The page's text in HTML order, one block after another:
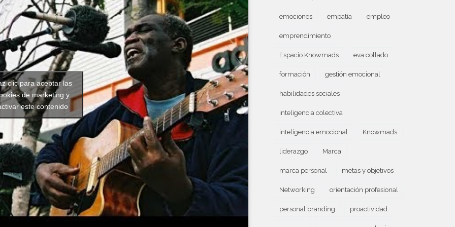
clic para aceptar las
de marketing y
este contenido
emociones empatía empleo
emprendimiento
Espacio Knowmads eva collado
formación gestión emocional
habilidades sociales
inteligencia colectiva
inteligencia emocional Knowmads
liderazgo Marca
marca personal metas y objetivos
Networking orientación profesional
personal branding proactividad